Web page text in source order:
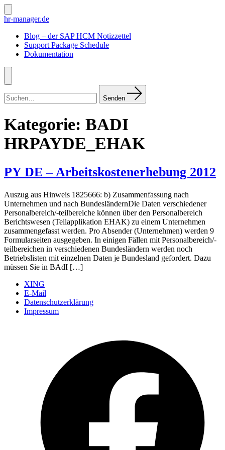
Zum
Inhalt
Suche
ein-/ausblenden
hr-manager.de
Blog – der SAP HCM Notizzettel
Support Package Schedule
Dokumentation
Menü
nach:
Senden
Kategorie: BADI
HRPAYDE_EHAK
PY DE – Arbeitskostenerhebung 2012
Auszug aus Hinweis 1825666: b) Zusammenfassung nach
Unternehmen und nach BundesländernDie Daten verschiedener
Personalbereich/-teilbereiche können über den Personalbereich
Berichtswesen (Teilapplikation EHAK) zu einem Unternehmen
zusammengefasst werden. Pro Absender (Unternehmen) werden 9
Formularseiten ausgegeben. In einigen Fällen mit Personalbereich/-
teilbereichen in verschiedenen Bundesländern werden noch
Betriebslisten mit einzelnen Daten je Bundesland gefordert. Dazu
müssen Sie in BAdI […]
XING
E-Mail
Datenschutzerklärung
Impressum